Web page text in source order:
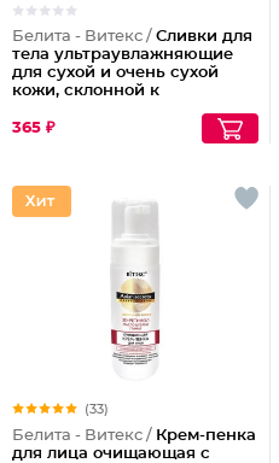
Белита - Витекс / Сливки для
тела ультраувлажняющие
для сухой и очень сухой
кожи, склонной к
Panthenol Urea
365 ₽
(33)
Белита - Витекс / Крем-пенка
для лица очищающая с